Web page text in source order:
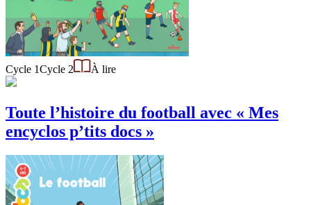
Cycle 1Cycle 2 À lire
Toute l’histoire du football avec « Mes
encyclos p’tits docs »